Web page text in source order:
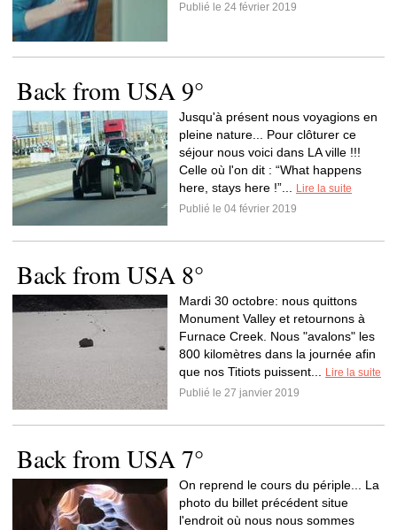
Publié le 24 février 2019
Back from USA 9°
Jusqu'à présent nous voyagions en
pleine nature... Pour clôturer ce
séjour nous voici dans LA ville !!!
Celle où l'on dit : “What happens
here, stays here !”...
Lire la suite
Publié le 04 février 2019
Back from USA 8°
Mardi 30 octobre: nous quittons
Monument Valley et retournons à
Furnace Creek. Nous "avalons" les
800 kilomètres dans la journée afin
que nos Titiots puissent...
Lire la suite
Publié le 27 janvier 2019
Back from USA 7°
On reprend le cours du périple... La
photo du billet précédent situe
l'endroit où nous nous sommes